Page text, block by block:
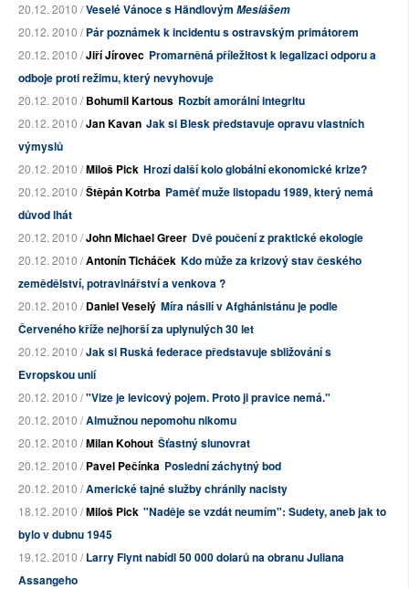
20.12. 2010 /Veselé Vánoce s Händlovým Mesiášem
20.12. 2010 /Pár poznámek k incidentu s ostravským primátorem
20.12. 2010 /Jiří Jírovec Promarněná příležitost k legalizaci odporu a
odboje proti režimu, který nevyhovuje
20.12. 2010 /Bohumil Kartous Rozbít amorální integritu
20.12. 2010 /Jan Kavan Jak si Blesk představuje opravu vlastních
výmyslů
20.12. 2010 /Miloš Pick Hrozí další kolo globální ekonomické krize?
20.12. 2010 /Štěpán Kotrba Paměť muže listopadu 1989, který nemá
důvod lhát
20.12. 2010 /John Michael Greer Dvě poučení z praktické ekologie
20.12. 2010 /Antonín Ticháček Kdo může za krizový stav českého
zemědělství, potravinářství a venkova ?
20.12. 2010 /Daniel Veselý Míra násilí v Afghánistánu je podle
Červeného kříže nejhorší za uplynulých 30 let
20.12. 2010 /Jak si Ruská federace představuje sbližování s
Evropskou unií
20.12. 2010 /"Vize je levicový pojem. Proto ji pravice nemá."
20.12. 2010 /Almužnou nepomohu nikomu
20.12. 2010 /Milan Kohout Šťastný slunovrat
20.12. 2010 /Pavel Pečínka Poslední záchytný bod
20.12. 2010 /Americké tajné služby chránily nacisty
18.12. 2010 /Miloš Pick "Naděje se vzdát neumím": Sudety, aneb jak to
bylo v dubnu 1945
19.12. 2010 /Larry Flynt nabídl 50 000 dolarů na obranu Juliana
Assangeho